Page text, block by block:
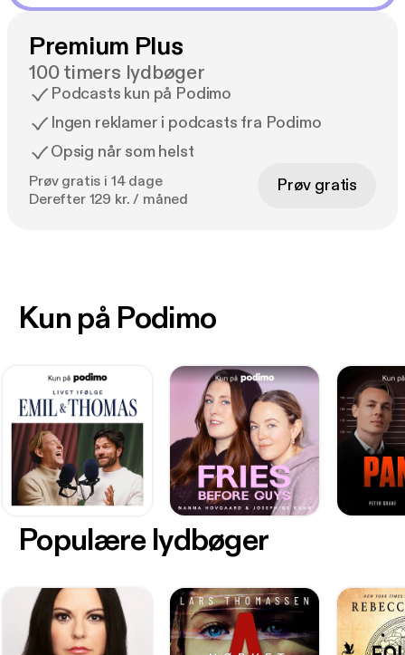
Premium Plus
100 timers lydbøger
Podcasts kun på Podimo
Ingen reklamer i podcasts fra Podimo
Opsig når som helst
Prøv gratis i 14 dage
Derefter 129 kr. / måned
Prøv gratis
Kun på Podimo
Populære lydbøger